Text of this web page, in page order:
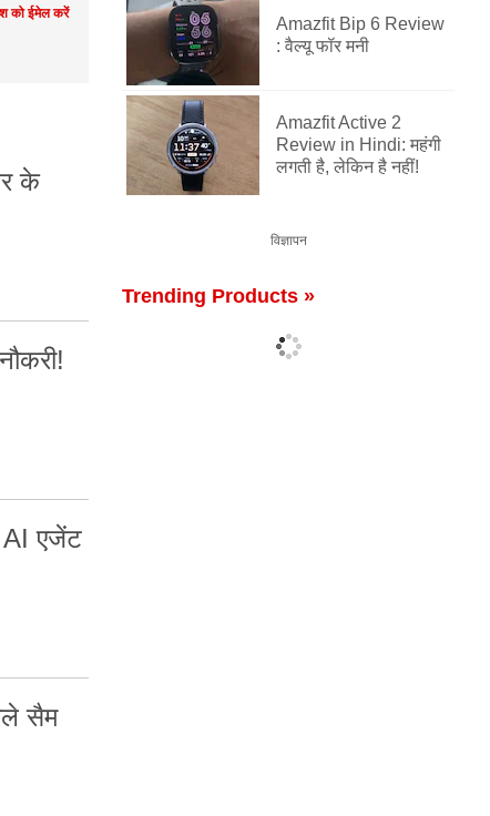
को ईमेल करें
के
AI एजेंट
सैम
Amazfit Bip 6 Review
: वैल्यू फॉर मनी
Amazfit Active 2
Review in Hindi: महंगी
लगती है, लेकिन है नहीं!
विज्ञापन
Trending Products »